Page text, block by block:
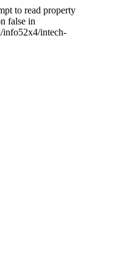
to read property
false in
info52x4/intech-